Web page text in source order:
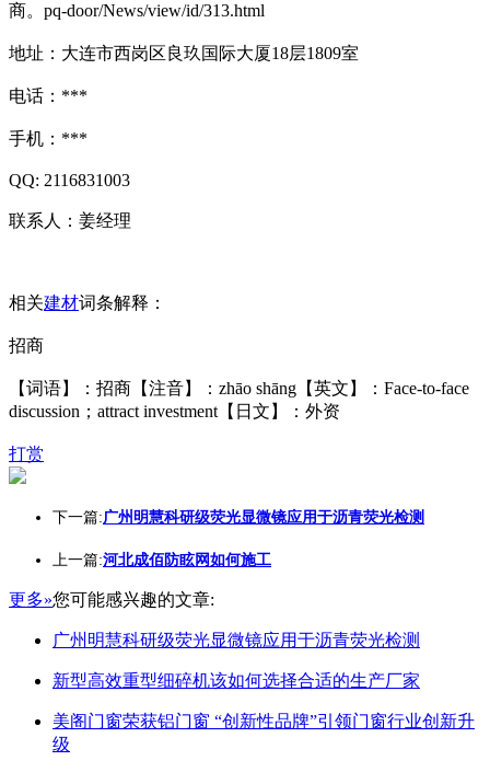
商。pq-door/News/view/id/313.html
地址：大连市西岗区良玖国际大厦18层1809室
电话：***
手机：***
QQ: 2116831003
联系人：姜经理
相关建材词条解释：
招商
【词语】：招商【注音】：zhāo shāng【英文】：Face-to-face
discussion；attract investment【日文】：外资
打赏
下一篇:广州明慧科研级荧光显微镜应用于沥青荧光检测
上一篇:河北成佰防眩网如何施工
更多»您可能感兴趣的文章:
广州明慧科研级荧光显微镜应用于沥青荧光检测
新型高效重型细碎机该如何选择合适的生产厂家
美阁门窗荣获铝门窗 “创新性品牌”引领门窗行业创新升
级